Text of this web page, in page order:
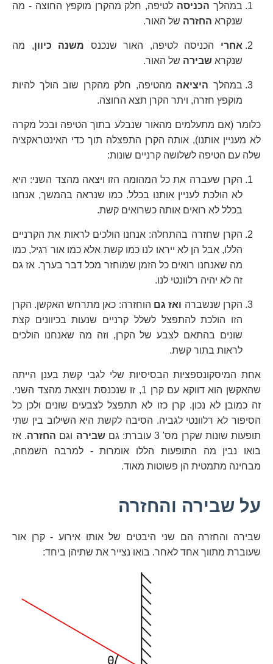
במהלך הכניסה לטיפה, חלק מהקרן מוקפץ החוצה - מה
שנקרא החזרה של האור.
אחרי הכניסה לטיפה, האור שנכנס משנה כיוון, מה
שנקרא שבירה של האור.
במהלך היציאה מהטיפה, חלק מהקרן שוב הולך להיות
מוקפץ חזרה, ויתר הקרן תצא החוצה.
כלומר (אם מתעלמים מהאור שנבלע בתוך הטיפה ובכל מקרה
לא מעניין אותנו), אותה הקרן התפצלה תוך כדי האינטראקציה
שלה עם הטיפה לשלושה קרניים שונות:
הקרן שעברה את כל המהומה הזו ויצאה מהצד השני: היא
לא הולכת לעניין אותנו בכלל. כמו שנראה בהמשך, אנחנו
בכלל לא רואים אותה כשרואים קשת.
הקרן שחזרה בהתחלה: אנחנו הולכים לראות את הקרניים
הללו, אבל הן לא ייראו לנו כמו קשת אלא כמו אור רגיל, כמו
מה שאנחנו רואים כל הזמן שמוחזר מכל דבר בערך. אז גם
זה לא יהיה רלוונטי לנו.
הקרן שנשברה ואז גם הוחזרה: כאן מתרחש האקשן. הקרן
הזו הולכת להתפצל לשלל קרניים שנעות בכיוונים קצת
שונים בהתאם לצבע של הקרן, וזה מה שאנחנו הולכים
לראות בתור קשת.
אחת המיסקונספציות הבסיסיות שלי לגבי קשת בענן הייתה
שהאקשן הוא דווקא עם קרן 1, זו שנכנסת ויוצאת מהצד השני.
זה כמובן לא נכון. קרן כזו לא תתפצל לצבעים שונים ולכן כל
הסיפור לא רלוונטי לגביה. הסיבה לקשת היא השילוב בין שתי
תופעות שונות שקרן מס' 3 עוברת: גם
שבירה וגם החזרה. אז
בואו נבין מה התופעות הללו אומרות - למרבה השמחה,
מבחינה מתמטית הן פשוטות מאוד.
על שבירה והחזרה
שבירה והחזרה הם שני היבטים של אותו אירוע - קרן אור
שעוברת מתווך אחד לאחר. בואו נצייר את שתיהן ביחד: